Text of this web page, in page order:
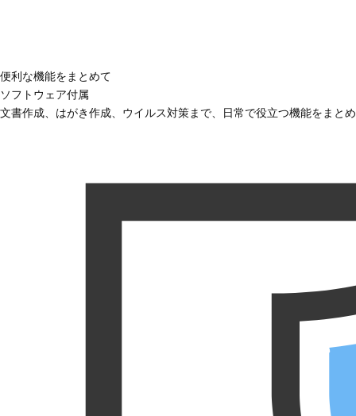
便利な機能をまとめて
ソフトウェア付属
文書作成、はがき作成、ウイルス対策まで、日常で役立つ機能をまと